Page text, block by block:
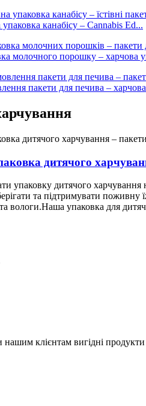
упаковка канабісу – Cannabis Ed...
молочного порошку – харчова
пакети для печива –
дитячого
упаковку дитячого
та підтримувати
вологи.Наша упаковка для
клієнтам вигідні